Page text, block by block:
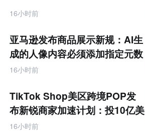
16小时前
亚马逊发布商品展示新规：AI生
成的人像内容必须添加指定元数
据
16小时前
TikTok Shop美区跨境POP发
布新锐商家加速计划：投10亿美
金资源帮扶四类商家
16小时前